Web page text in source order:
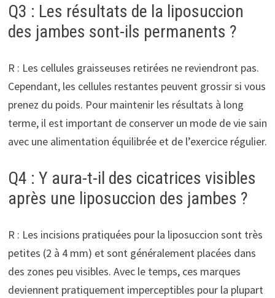
Q3 : Les résultats de la liposuccion
des jambes sont-ils permanents ?
R : Les cellules graisseuses retirées ne reviendront pas.
Cependant, les cellules restantes peuvent grossir si vous
prenez du poids. Pour maintenir les résultats à long
terme, il est important de conserver un mode de vie sain
avec une alimentation équilibrée et de l’exercice régulier.
Q4 : Y aura-t-il des cicatrices visibles
après une liposuccion des jambes ?
R : Les incisions pratiquées pour la liposuccion sont très
petites (2 à 4 mm) et sont généralement placées dans
des zones peu visibles. Avec le temps, ces marques
deviennent pratiquement imperceptibles pour la plupart